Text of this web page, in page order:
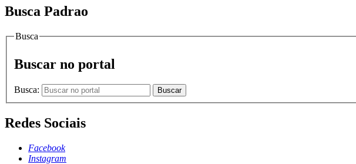
Busca Padrao
Busca
Buscar no portal
Busca: Buscar
Redes Sociais
Facebook
Instagram